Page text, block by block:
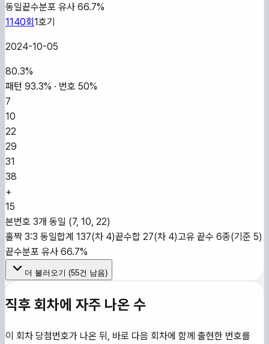
동일끝수분포 유사 66.7%
1140회1호기
2024-10-05
80.3%
패턴 93.3% · 번호 50%
7
10
22
29
31
38
+
15
본번호 3개 동일 (7, 10, 22)
홀짝 3:3 동일합계 137(차 4)끝수합 27(차 4)고유 끝수 6종(기준 5)
끝수분포 유사 66.7%
더 불러오기 (55건 남음)
직후 회차에 자주 나온 수
이 회차 당첨번호가 나온 뒤, 바로 다음 회차에 함께 출현한 번호를